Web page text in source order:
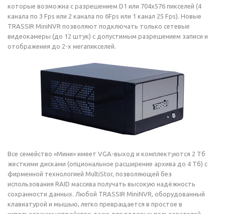
которые возможна с разрешением D1 или 704х576 пикселей (4
канала по 3 Fps или 2 канала по 6Fps или 1 канал 25 Fps). Новые
TRASSIR MiniNVR позволяют подключать только сетевые
видеокамеры (до 12 штук) с допустимым разрешением записи и
отображения до 2-х мегапикселей.
Все семейство «Мини» имеет VGA-выход и комплектуются 2 Тб
жесткими дисками (опциональное расширение архива до 4 Тб) с
фирменной технологией MultiStor, позволяющей без
использования RAID массива получать высокую надёжность
сохранности данных. Любой TRASSIR MiniNVR, оборудованный
клавиатурой и мышью, легко превращается в простое в